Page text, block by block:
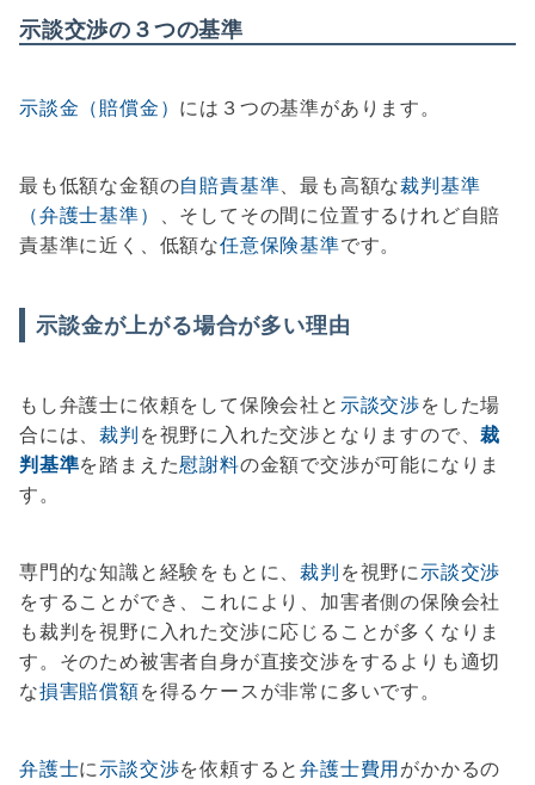
示談交渉の３つの基準
示談金（賠償金） には３つの基準があります。
最も低額な金額の自賠責基準、最も高額な裁判基準
（弁護士基準）
、そしてその間に位置するけれど自賠
責基準に近く、低額な任意保険基準です。
示談金が上がる場合が多い理由
もし弁護士に依頼をして保険会社と 示談交渉をした場
合には、裁判 を視野に入れた交渉となりますので、裁
判基準を踏まえた慰謝料の金額で交渉が可能になりま
す。
専門的な知識と経験をもとに、裁判 を視野に示談交渉
をすることができ、これにより、加害者側の保険会社
も裁判を視野に入れた交渉に応じることが多くなりま
す。そのため被害者自身が直接交渉をするよりも適切
な損害賠償額を得るケースが非常に多いです。
弁護士に示談交渉を依頼すると弁護士費用がかかるの